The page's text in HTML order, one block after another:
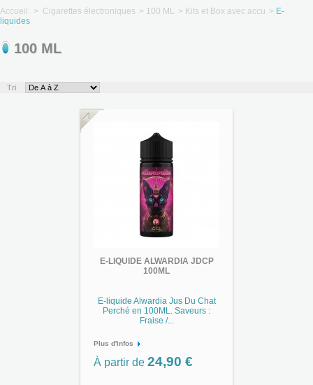
Accueil > Cigarettes électroniques > 100 ML > Kits et Box avec accu > E-
liquides
100 ML
Tri
E-LIQUIDE ALWARDIA JDCP
100ML
E-liquide Alwardia Jus Du Chat
Perché en 100ML. Saveurs :
Fraise /...
Plus d'infos
À partir de 24,90 €